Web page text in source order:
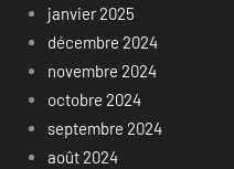
janvier 2025
décembre 2024
novembre 2024
octobre 2024
septembre 2024
août 2024